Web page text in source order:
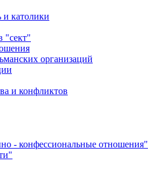
и католики
"сект"
организаций
и конфликтов
- конфессиональные отношения"